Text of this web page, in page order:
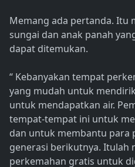
Memang ada pertanda. Itu
sungai dan anak panah
dapat ditemukan.
“ Kebanyakan tempat
yang mudah untuk
untuk mendapatkan air.
tempat-tempat ini untuk
dan untuk membantu para
generasi berikutnya. Itulah
perkemahan gratis untuk